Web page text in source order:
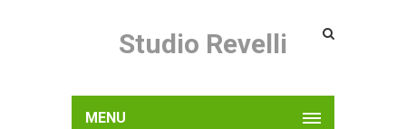
Studio Revelli
MENU